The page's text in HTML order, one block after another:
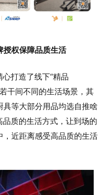
授权保障品质生活
打造了线下“精品
干间不同的生活场景，其
等大部分用品均选自推啥
质的生活方式，让到场的
近距离感受高品质的生活